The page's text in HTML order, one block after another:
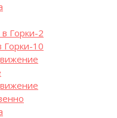
Горки-2
Горки-10